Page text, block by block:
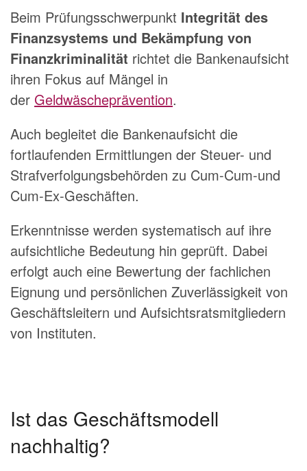
Beim Prüfungsschwerpunkt Integrität des
Finanzsystems und Bekämpfung von
Finanzkriminalität richtet die Bankenaufsicht
ihren Fokus auf Mängel in
der Geldwäscheprävention.
Auch begleitet die Bankenaufsicht die
fortlaufenden Ermittlungen der Steuer- und
Strafverfolgungsbehörden zu Cum-Cum-und
Cum-Ex-Geschäften.
Erkennt­nisse wer­den systematisch auf ihre
aufsichtliche Bedeutung hin geprüft. Dabei
erfolgt auch eine Bewertung der fachli­chen
Eignung und persönlichen Zuverlässigkeit von
Geschäftsleitern und Aufsichtsratsmitgliedern
von Instituten.
Ist das Geschäftsmodell
nachhaltig?